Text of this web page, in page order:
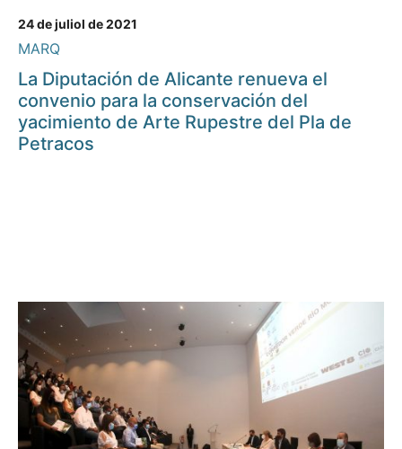
24 de juliol de 2021
MARQ
La Diputación de Alicante renueva el
convenio para la conservación del
yacimiento de Arte Rupestre del Pla de
Petracos